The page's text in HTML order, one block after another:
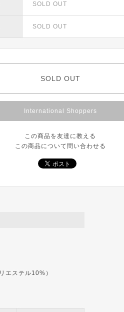
エステル10%）
SOLD OUT
SOLD OUT
SOLD OUT
International Shoppers
この商品を友達に教える
この商品について問い合わせる